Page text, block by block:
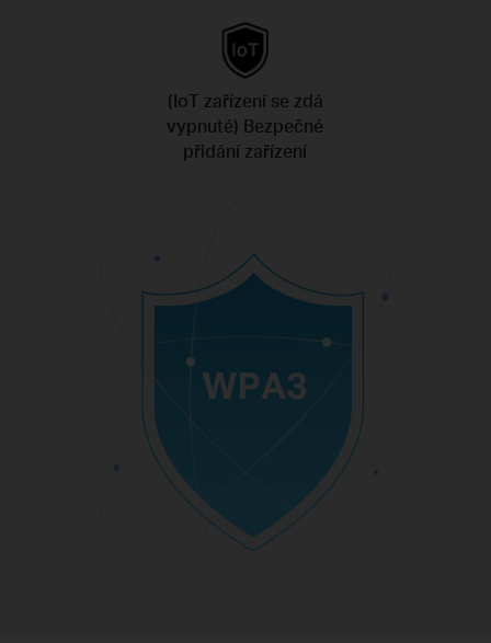
(IoT zařízení se zdá
vypnuté) Bezpečné
přidání zařízení